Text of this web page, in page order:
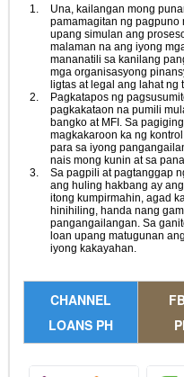
Una, kailangan mong
pamamagitan ng pagpuno
upang simulan ang
malaman na ang iyong
mananatili sa kanilang
mga organisasyong
ligtas at legal ang lahat ng
Pagkatapos ng
pagkakataon na pumili
bangko at MFI. Sa
magkakaroon ka ng
para sa iyong
nais mong kunin at sa
Sa pagpili at pagtanggap
ang huling hakbang ay
itong kumpirmahin, agad
hinihiling, handa nang
pangangailangan. Sa
loan upang matugunan
iyong kakayahan.
CHANNEL
LOANS PH